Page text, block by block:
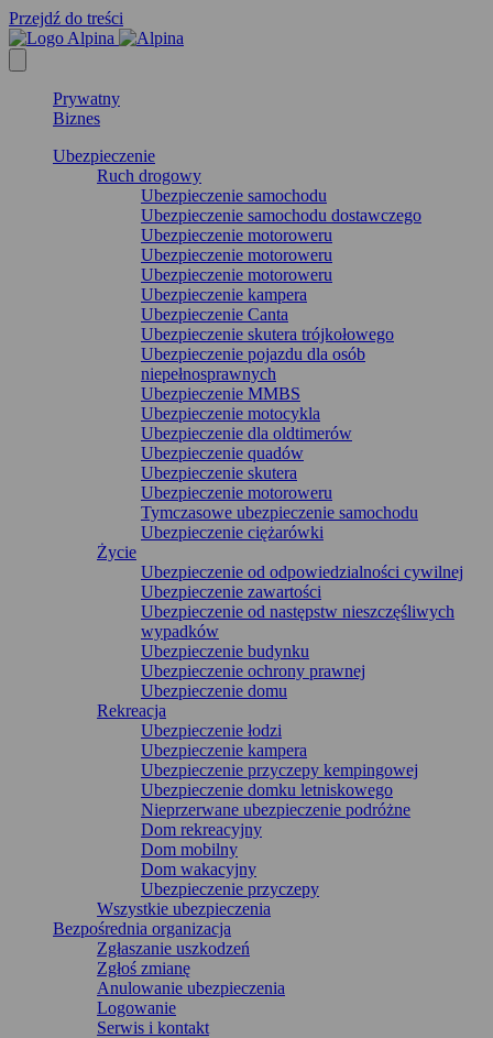
Przejdź do treści
Prywatny
Biznes
Ubezpieczenie
Ruch drogowy
Ubezpieczenie samochodu
Ubezpieczenie samochodu dostawczego
Ubezpieczenie motoroweru
Ubezpieczenie motoroweru
Ubezpieczenie motoroweru
Ubezpieczenie kampera
Ubezpieczenie Canta
Ubezpieczenie skutera trójkołowego
Ubezpieczenie pojazdu dla osób
niepełnosprawnych
Ubezpieczenie MMBS
Ubezpieczenie motocykla
Ubezpieczenie dla oldtimerów
Ubezpieczenie quadów
Ubezpieczenie skutera
Ubezpieczenie motoroweru
Tymczasowe ubezpieczenie samochodu
Ubezpieczenie ciężarówki
Życie
Ubezpieczenie od odpowiedzialności cywilnej
Ubezpieczenie zawartości
Ubezpieczenie od następstw nieszczęśliwych
wypadków
Ubezpieczenie budynku
Ubezpieczenie ochrony prawnej
Ubezpieczenie domu
Rekreacja
Ubezpieczenie łodzi
Ubezpieczenie kampera
Ubezpieczenie przyczepy kempingowej
Ubezpieczenie domku letniskowego
Nieprzerwane ubezpieczenie podróżne
Dom rekreacyjny
Dom mobilny
Dom wakacyjny
Ubezpieczenie przyczepy
Wszystkie ubezpieczenia
Bezpośrednia organizacja
Zgłaszanie uszkodzeń
Zgłoś zmianę
Anulowanie ubezpieczenia
Logowanie
Serwis i kontakt